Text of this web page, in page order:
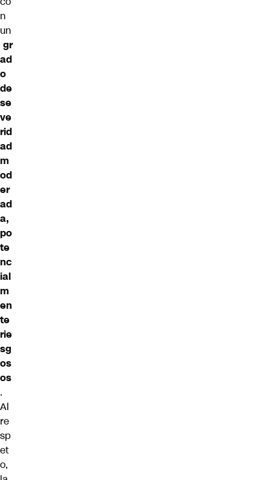
n
un
gr
ad
o
de
se
ve
rid
ad
m
od
er
ad
a,
po
te
nc
ial
m
en
te
rie
sg
os
os
.
Al
re
sp
et
o,